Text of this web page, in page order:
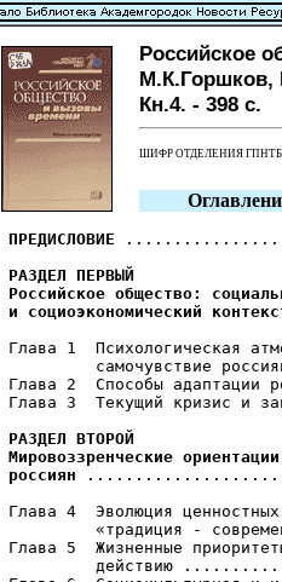
Российское
М.К.Горшков,
Кн.4. - 398 с.
ШИФР ОТДЕЛЕНИЯ
ПРЕДИСЛОВИЕ
РАЗДЕЛ ПЕРВЫЙ
Российское общество:
и социоэкономический
Глава 1  Психологическая
самочувствие
Глава 2  Способы
Глава 3  Текущий кризис
РАЗДЕЛ ВТОРОЙ
Мировоззренческие
россиян
Глава 4  Эволюция
«традиция -
Глава 5  Жизненные
действию